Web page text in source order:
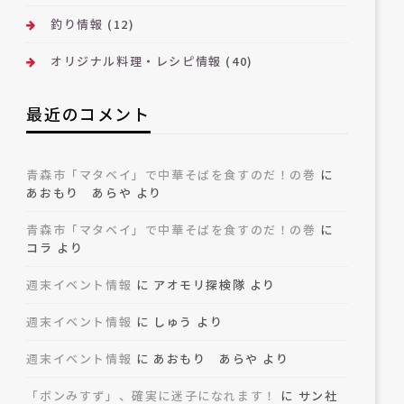
釣り情報 (12)
オリジナル料理・レシピ情報 (40)
最近のコメント
青森市「マタベイ」で中華そばを食すのだ！の巻 に
あおもり あらや より
青森市「マタベイ」で中華そばを食すのだ！の巻 に
コラ より
週末イベント情報 に アオモリ探検隊 より
週末イベント情報 に しゅう より
週末イベント情報 に あおもり あらや より
「ボンみすず」、確実に迷子になれます！ に サン社